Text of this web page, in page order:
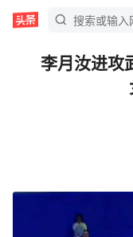
李月汝进攻